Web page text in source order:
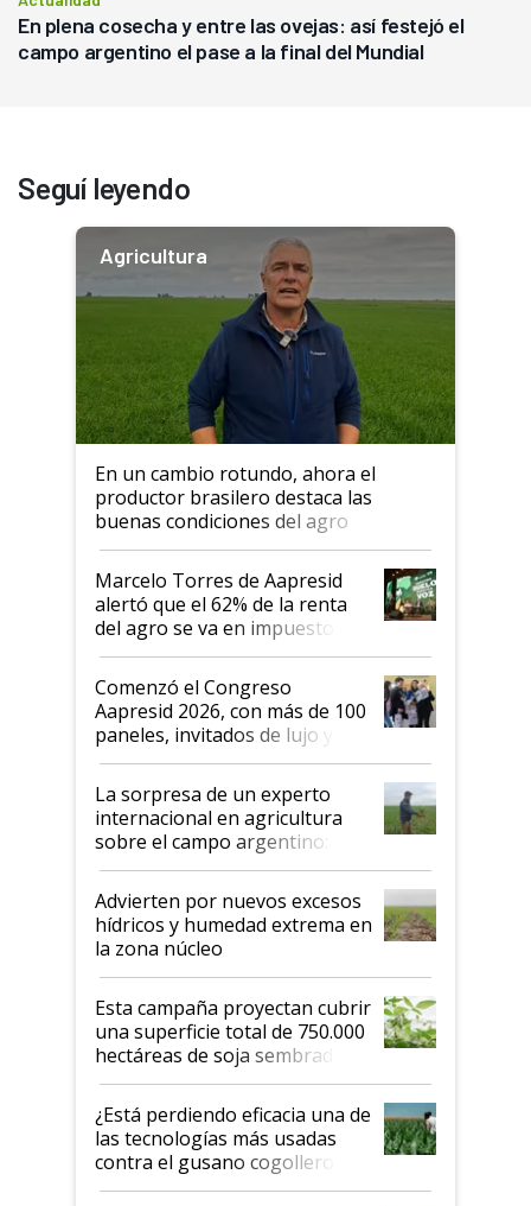
En plena cosecha y entre las ovejas: así festejó el
campo argentino el pase a la final del Mundial
Seguí leyendo
Agricultura
En un cambio rotundo, ahora el
productor brasilero destaca las
buenas condiciones del agro
argentino para invertir: "Los veo
más motivados"
Marcelo Torres de Aapresid
alertó que el 62% de la renta
del agro se va en impuestos:
"No es bueno que en
Argentina se sigan discutiendo
las mismas cosas de hace 50
años"
Comenzó el Congreso
Aapresid 2026, con más de 100
paneles, invitados de lujo y
todas las tendencias
La sorpresa de un experto
internacional en agricultura
sobre el campo argentino:
"Estoy muy impresionado"
Advierten por nuevos excesos
hídricos y humedad extrema en
la zona núcleo
Esta campaña proyectan cubrir
una superficie total de 750.000
hectáreas de soja sembradas
con una nueva generación de
variedades que marcan un
salto tecnológico en genética y
rendimiento
¿Está perdiendo eficacia una de
las tecnologías más usadas
contra el gusano cogollero? El
desafío de una tecnología clave